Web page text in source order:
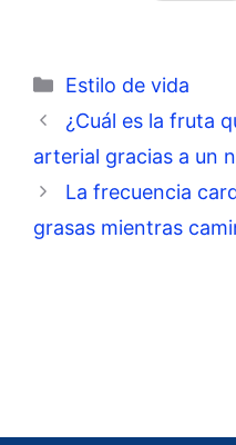
Categorías
Estilo de vida
¿Cuál es la fruta
arterial gracias a un
La frecuencia
grasas mientras